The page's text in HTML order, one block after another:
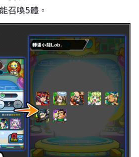
召喚5體。